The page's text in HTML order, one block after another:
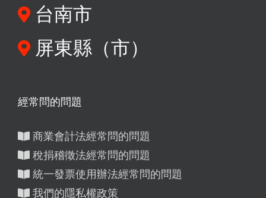
台南市
屏東縣（市）
經常問的問題
商業會計法經常問的問題
稅捐稽徵法經常問的問題
統一發票使用辦法經常問的問題
我們的隱私權政策